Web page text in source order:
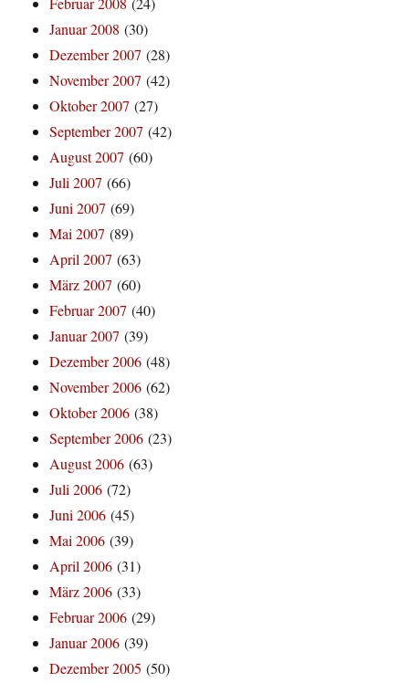
Januar 2008 (30)
Dezember 2007 (28)
November 2007 (42)
Oktober 2007 (27)
September 2007 (42)
August 2007 (60)
Juli 2007 (66)
Juni 2007 (69)
Mai 2007 (89)
April 2007 (63)
März 2007 (60)
Februar 2007 (40)
Januar 2007 (39)
Dezember 2006 (48)
November 2006 (62)
Oktober 2006 (38)
September 2006 (23)
August 2006 (63)
Juli 2006 (72)
Juni 2006 (45)
Mai 2006 (39)
April 2006 (31)
März 2006 (33)
Februar 2006 (29)
Januar 2006 (39)
Dezember 2005 (50)